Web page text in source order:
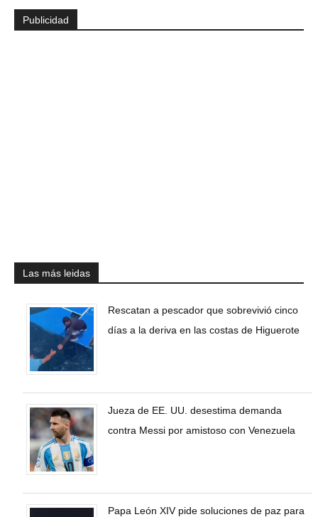
Publicidad
Las más leidas
Rescatan a pescador que sobrevivió cinco
días a la deriva en las costas de Higuerote
Jueza de EE. UU. desestima demanda
contra Messi por amistoso con Venezuela
Papa León XIV pide soluciones de paz para